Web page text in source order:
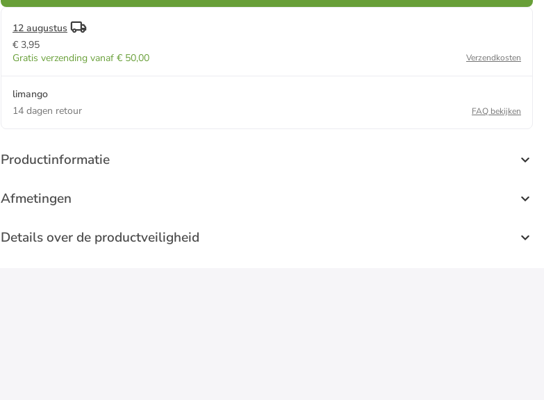
12 augustus
€ 3,95
Gratis verzending vanaf € 50,00
Verzendkosten
limango
14 dagen retour
FAQ bekijken
Productinformatie
Afmetingen
Details over de productveiligheid